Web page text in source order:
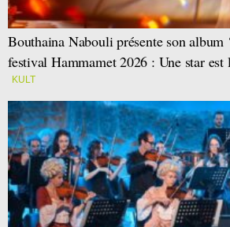
Bouthaina Nabouli présente son album
festival Hammamet 2026 : Une star est
KULT